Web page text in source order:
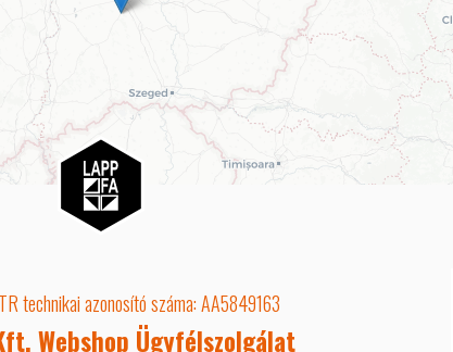
technikai azonosító száma: AA5849163
Webshop Ügyfélszolgálat